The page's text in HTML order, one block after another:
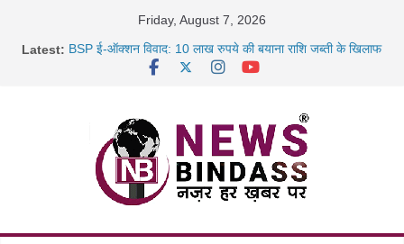
Friday, August 7, 2026
Latest: BSP ई-ऑक्शन विवाद: 10 लाख रुपये की बयाना राशि जब्ती के खिलाफ
साइबर ठगी पर दुर्ग पुलिस का बड़ा एक्शन: 13 म्यूल बैंक खाताधारक
गिरफ्तार